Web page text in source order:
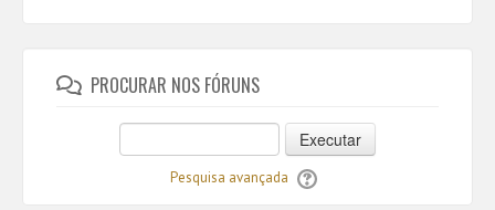
PROCURAR NOS FÓRUNS
Executar
Pesquisa avançada